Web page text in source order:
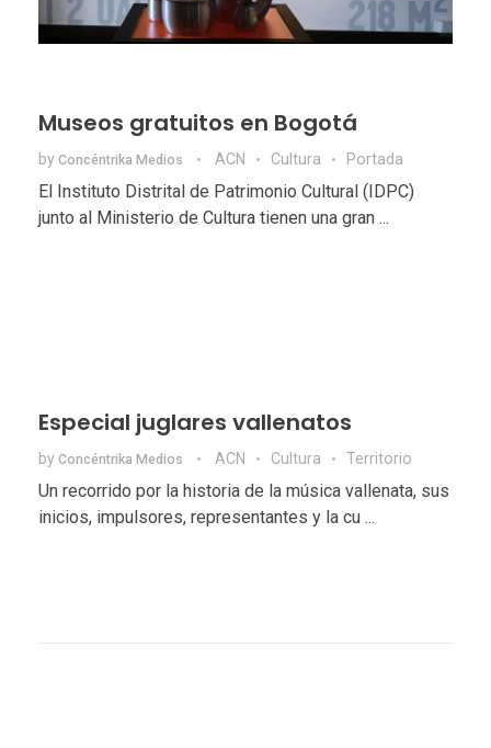
Museos gratuitos en Bogotá
by Concéntrika Medios ACN Cultura Portada
El Instituto Distrital de Patrimonio Cultural (IDPC)
junto al Ministerio de Cultura tienen una gran ...
Especial juglares vallenatos
by Concéntrika Medios ACN Cultura Territorio
Un recorrido por la historia de la música vallenata, sus
inicios, impulsores, representantes y la cu ...